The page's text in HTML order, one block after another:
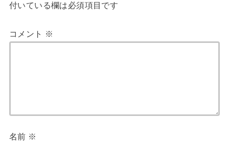
付いている欄は必須項目です
コメント ※
名前 ※